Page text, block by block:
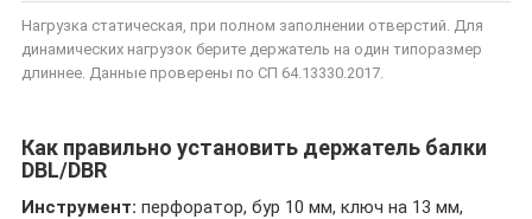
Нагрузка статическая, при полном заполнении отверстий. Для
динамических нагрузок берите держатель на один типоразмер
длиннее. Данные проверены по СП 64.13330.2017.
Как правильно установить держатель балки
DBL/DBR
Инструмент: перфоратор, бур 10 мм, ключ на 13 мм,